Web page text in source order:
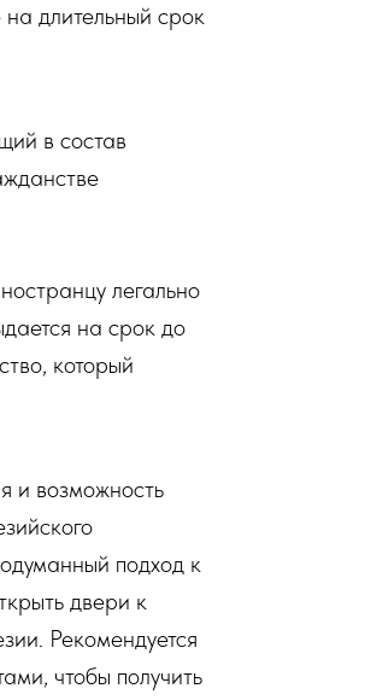
длительный срок
в состав
легально
на срок до
который
и возможность
подход к
двери к
Рекомендуется
чтобы получить